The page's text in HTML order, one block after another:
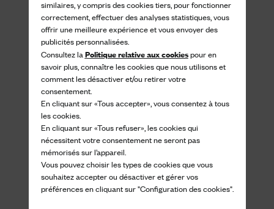
similaires, y compris des cookies tiers, pour fonctionner
correctement, effectuer des analyses statistiques, vous
offrir une meilleure expérience et vous envoyer des
publicités personnalisées.
Consultez la Politique relative aux cookiespour en
savoir plus, connaître les cookies que nous utilisons et
comment les désactiver et/ou retirer votre
consentement.
En cliquant sur «Tous accepter», vous consentez à tous
les cookies.
En cliquant sur «Tous refuser», les cookies qui
nécessitent votre consentement ne seront pas
mémorisés sur l’appareil.
Vous pouvez choisir les types de cookies que vous
souhaitez accepter ou désactiver et gérer vos
préférences en cliquant sur "Configuration des cookies".